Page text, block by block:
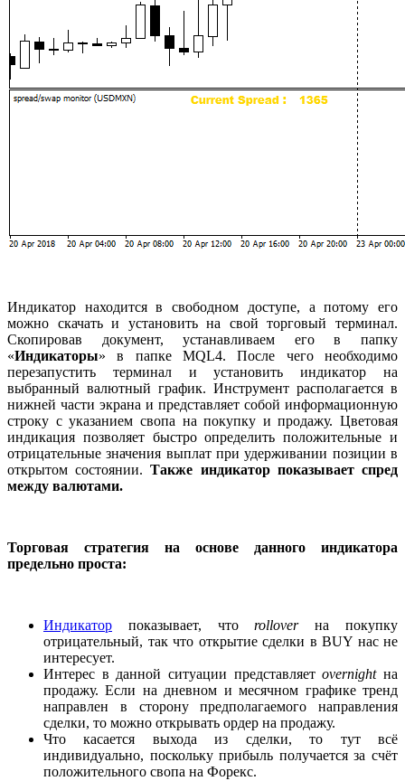
Индикатор находится в свободном доступе, а потому его
можно скачать и установить на свой торговый терминал.
Скопировав документ, устанавливаем его в папку
«Индикаторы» в папке MQL4. После чего необходимо
перезапустить терминал и установить индикатор на
выбранный валютный график. Инструмент располагается в
нижней части экрана и представляет собой информационную
строку с указанием свопа на покупку и продажу. Цветовая
индикация позволяет быстро определить положительные и
отрицательные значения выплат при удерживании позиции в
открытом состоянии.Также индикатор показывает спред
между валютами.
Торговая стратегия на основе данного индикатора
предельно проста:
Индикатор показывает, чтоrolloverна покупку
отрицательный, так что открытие сделки в BUY нас не
интересует.
Интерес в данной ситуации представляетovernightна
продажу. Если на дневном и месячном графике тренд
направлен в сторону предполагаемого направления
сделки, то можно открывать ордер на продажу.
Что касается выхода из сделки, то тут всё
индивидуально, поскольку прибыль получается за счёт
положительного свопа на Форекс.